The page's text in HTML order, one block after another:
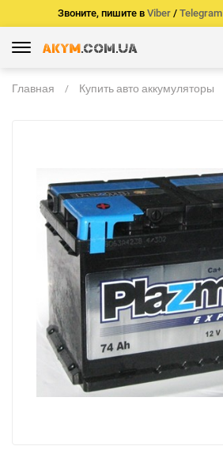
Звоните, пишите в Viber / Telegram
Главная Купить авто аккумуляторы